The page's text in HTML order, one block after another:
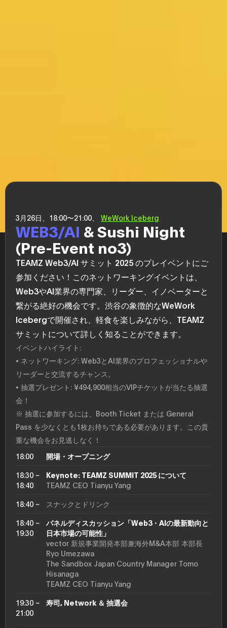
3月26日、18:00〜21:00、 WeWork Iceberg
WEB3/AI & Sushi Night
(Pre-Event no3)
TEAMZ Web3/AI サミット 2025 のプレイベントにご
参加ください！このネットワーキングイベントは、
Web3やAI業界の専門家、リーダー、イノベーターと
繋がる絶好の機会です。渋谷の象徴的なWeWork
Icebergで開催され、軽食を楽しみながら、TEAMZ
サミットについて詳しく知ることができます。
イベントハイライト:
• ネットワーキング: Web3とAI業界のプロフェッショナルや
リーダーと交流するチャンス。
• 抽選プレゼント: ¥494,900相当のVIPチケットが当たる抽選
会！
※ 抽選に参加するには、Booth Ticket または General
Pass を少なくとも1枚お持ちである必要があります。この貴
重な機会をお見逃しなく！
18:00
開場・オープニング
18:30 ~
18:40
Keynote: TEAMZ SUMMIT 2025 について
TEAMZ CEO Tianyu Yang
18:40 ~
スナックとドリンク
18:40 ~
19:30
パネルディスカッション「Web3・AIの最新動向と
日本市場の可能性」
vector 新規事業開発本部兼海外M&A本部 本部長
Ryo Umezawa
The Sandbox Japan Country Manager Tomo
Hisanaga
TEAMZ CEO Tianyu Yang
19:30 ~
21:00
寿司, Network ＆ 抽選会